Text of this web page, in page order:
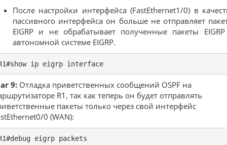
После настройки интерфейса (FastEthernet1/0) в
пассивного интерфейса он больше не отправляет
EIGRP и не обрабатывает полученные пакеты
автономной системе EIGRP.
ip eigrp interface
9: Отладка приветственных сообщений OSPF на
R1, так как теперь он будет отправлять
пакеты только через свой интерфейс
0 (WAN):
eigrp packets